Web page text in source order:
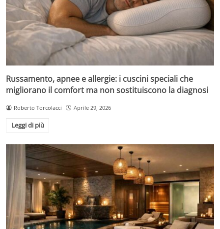
Russamento, apnee e allergie: i cuscini speciali che
migliorano il comfort ma non sostituiscono la diagnosi
Roberto Torcolacci Aprile 29, 2026
Leggi di più